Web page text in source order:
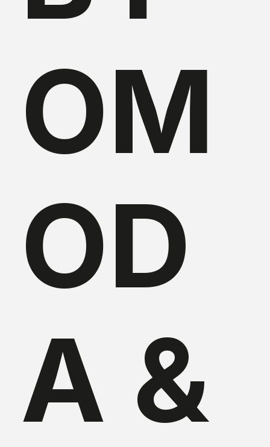
OM
OD
A &